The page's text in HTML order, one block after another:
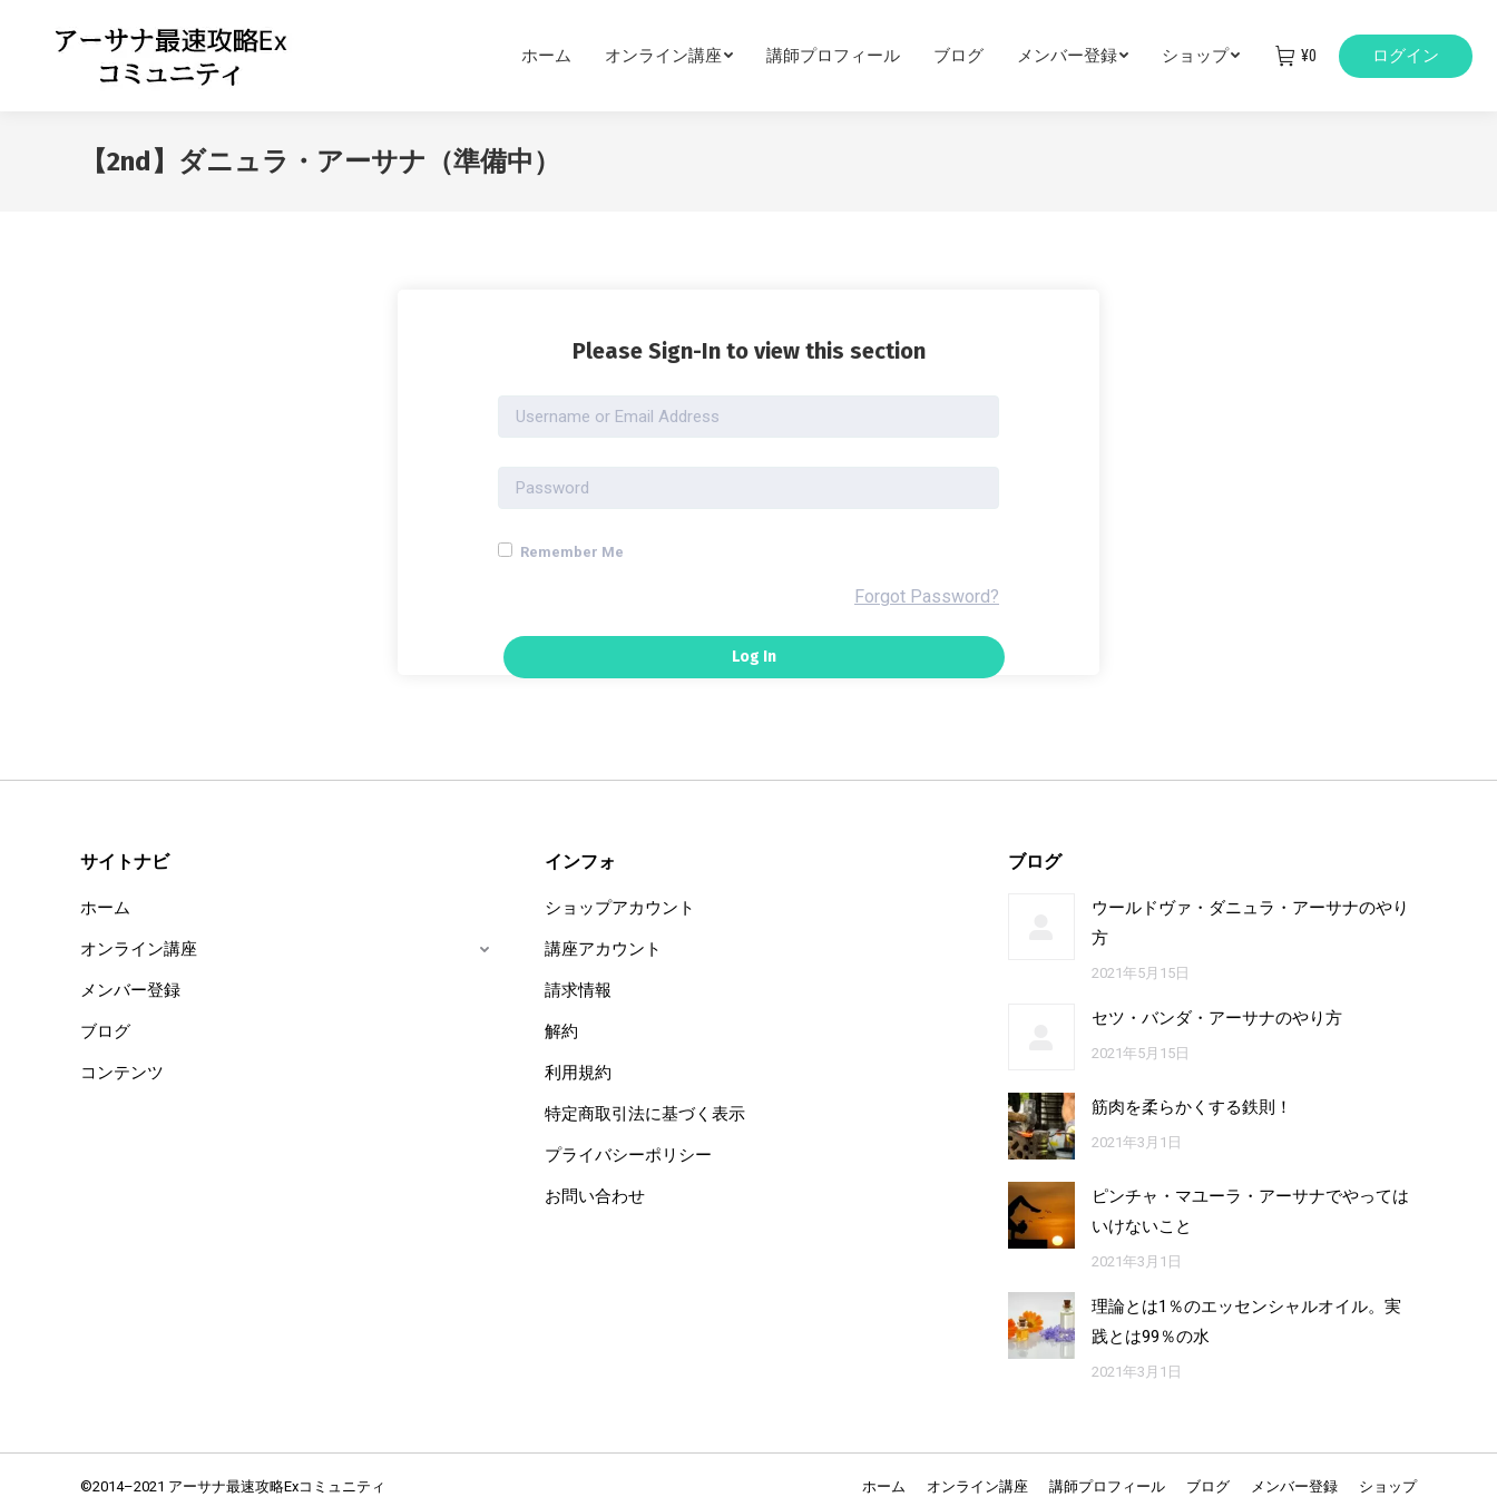
ホーム オンライン講座 講師プロフィール ブログ メンバー登録 ショップ ¥0 ログイン
【2nd】ダニュラ・アーサナ（準備中）
Please Sign-In to view this section
Remember Me
Forgot Password?
サイトナビ
ホーム
オンライン講座
メンバー登録
ブログ
コンテンツ
インフォ
ショップアカウント
講座アカウント
請求情報
解約
利用規約
特定商取引法に基づく表示
プライバシーポリシー
お問い合わせ
ブログ
ウールドヴァ・ダニュラ・アーサナのやり
方
2021年5月15日
セツ・バンダ・アーサナのやり方
2021年5月15日
筋肉を柔らかくする鉄則！
2021年3月1日
ピンチャ・マユーラ・アーサナでやっては
いけないこと
2021年3月1日
理論とは1％のエッセンシャルオイル。実
践とは99％の水
2021年3月1日
©2014–2021 アーサナ最速攻略Exコミュニティ ホーム オンライン講座 講師プロフィール ブログ メンバー登録 ショップ